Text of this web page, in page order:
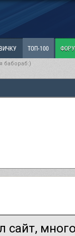
ТОП-100
Выскажись!
бабораб:)
сайт,